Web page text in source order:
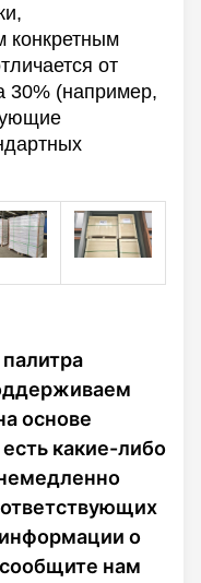
конкретным
от
30% (например,
основе
какие-либо
о
нам